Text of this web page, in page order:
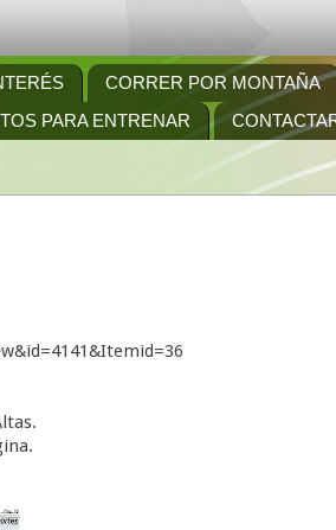
CORRER POR MONTAÑA
PARA ENTRENAR